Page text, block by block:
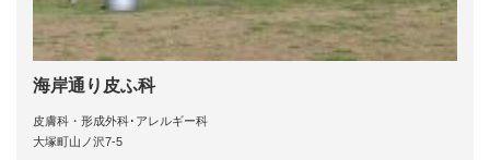
海岸通り皮ふ科
皮膚科・形成外科･アレルギー科
大塚町山ノ沢7-5